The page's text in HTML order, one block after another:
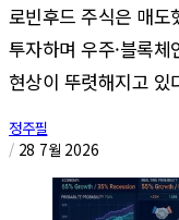
로빈후드 주식은 매도
투자하며 우주·블록
현상이 뚜렷해지고 있
정주필
/ 28 7월 2026